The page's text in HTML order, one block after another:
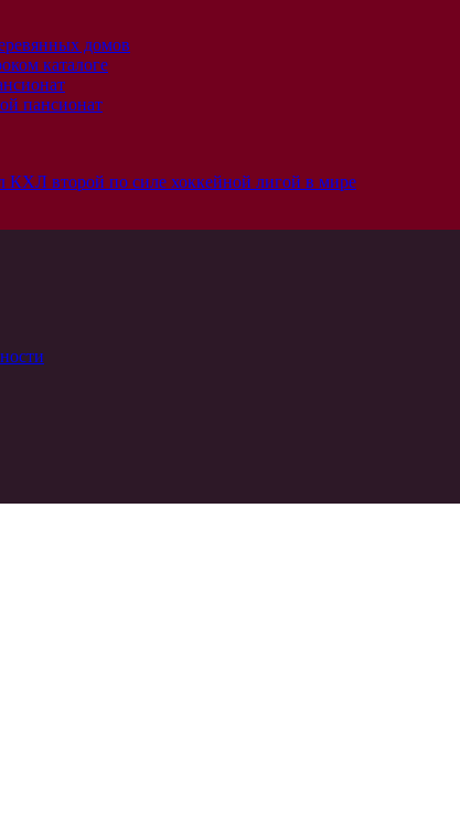
домов
каталоге
пансионат
КХЛ второй по силе хоккейной лигой в мире